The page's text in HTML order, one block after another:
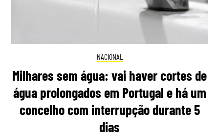
NACIONAL
Milhares sem água: vai haver cortes de
água prolongados em Portugal e há um
concelho com interrupção durante 5
dias